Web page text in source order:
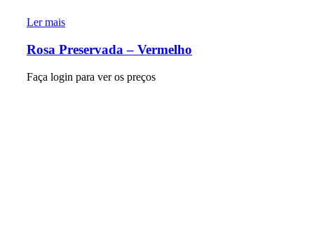
Ler mais
Rosa Preservada – Vermelho
Faça login para ver os preços